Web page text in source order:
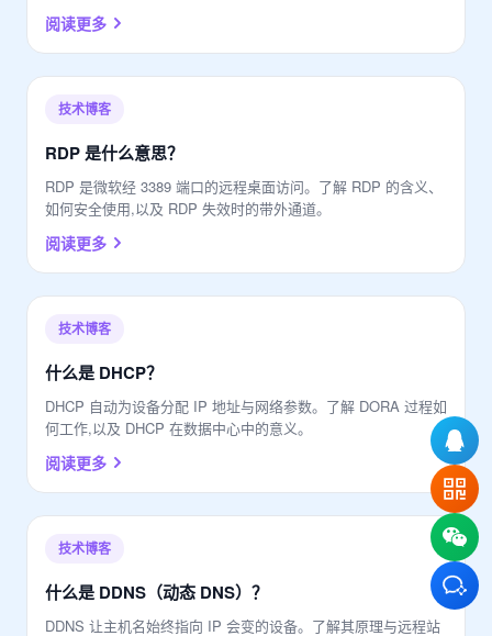
阅读更多
技术博客
RDP 是什么意思？
RDP 是微软经 3389 端口的远程桌面访问。了解 RDP 的含义、
如何安全使用,以及 RDP 失效时的带外通道。
阅读更多
技术博客
什么是 DHCP？
DHCP 自动为设备分配 IP 地址与网络参数。了解 DORA 过程如
何工作,以及 DHCP 在数据中心中的意义。
阅读更多
技术博客
什么是 DDNS（动态 DNS）？
DDNS 让主机名始终指向 IP 会变的设备。了解其原理与远程站